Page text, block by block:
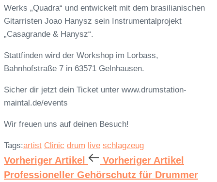
Werks „Quadra“ und entwickelt mit dem brasilianischen
Gitarristen Joao Hanysz sein Instrumentalprojekt
„Casagrande & Hanysz“.
Stattfinden wird der Workshop im Lorbass,
Bahnhofstraße 7 in 63571 Gelnhausen.
Sicher dir jetzt dein Ticket unter www.drumstation-
maintal.de/events
Wir freuen uns auf deinen Besuch!
Tags:artist Clinic drum live schlagzeug
Vorheriger Artikel
Vorheriger Artikel
Professioneller Gehörschutz für Drummer